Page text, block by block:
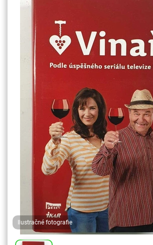
Ilustračné fotografie